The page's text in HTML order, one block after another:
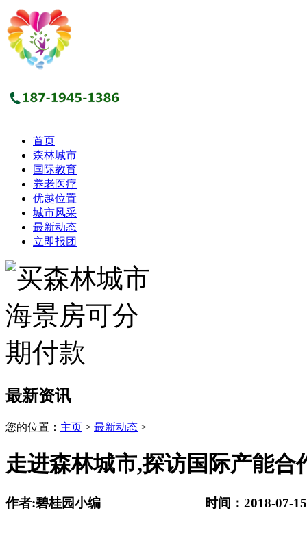
首页
森林城市
国际教育
养老医疗
优越位置
城市风采
最新动态
立即报团
最新资讯
您的位置： 主页 > 最新动态 >
走进森林城市,探访国际产能合
作者:碧桂园小编 时间：2018-